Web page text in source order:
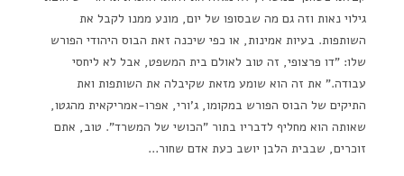
גילוי נאות וזה גם מה שבסופו של יום, מונע ממנו לקבל את
השותפות. בעיות אמינות, או כפי שיכנה זאת הבוס היהודי הפורש
שלו: "דו פרצופי, זה טוב לאולם בית המשפט, אבל לא ליחסי
עבודה." את זה הוא שומע מזאת שקיבלה את השותפות ואת
התיקים של הבוס הפורש במקומו, ג'ורי, אפרו-אמריקאית מהגטו,
שאותה הוא מחליף לדבריו בתור "הכושי של המשרד". טוב, אתם
זוכרים, שבבית הלבן יושב כעת אדם שחור…